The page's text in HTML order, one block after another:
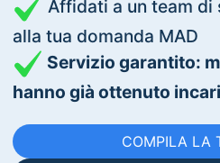
Affidati a un team
alla tua domanda MAD
Servizio garantito:
hanno già ottenuto
COMPILA LA